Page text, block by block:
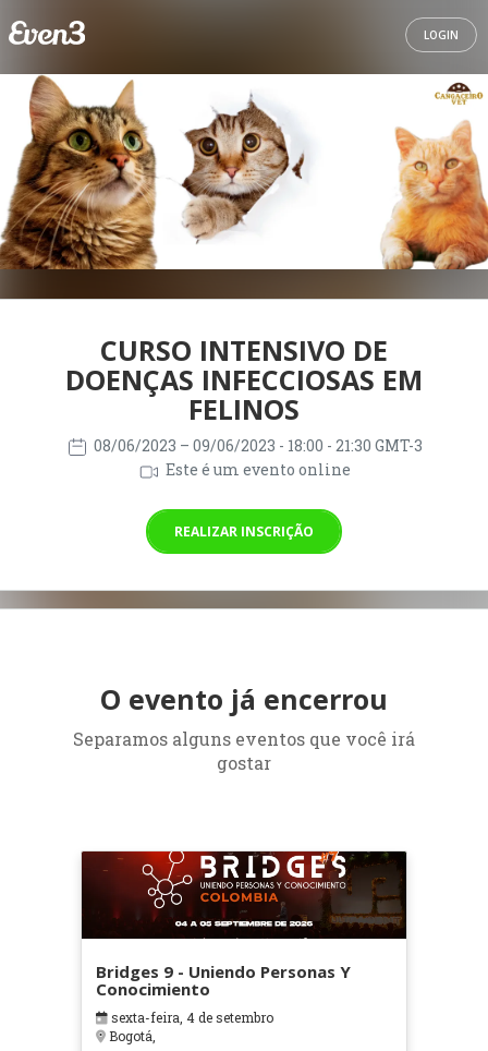
LOGIN
CURSO INTENSIVO DE
DOENÇAS INFECCIOSAS EM
FELINOS
08/06/2023 – 09/06/2023 - 18:00 - 21:30 GMT-3
Este é um evento online
REALIZAR INSCRIÇÃO
O evento já encerrou
Separamos alguns eventos que você irá
gostar
Bridges 9 - Uniendo Personas Y
Conocimiento
sexta-feira, 4 de setembro
Bogotá,